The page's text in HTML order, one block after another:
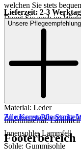
welchen Sie stets
Damit Sie auch im
Konstantin Starke
ausgekleidet, welches
Tragekomfort der
Art.Nr.: 192001992299
Material: Leder
Innenmaterial: Lammfell
Innensohle: Lammfell
Sohle: Gummisohle
Lieferzeit: 2-3
Keine Versandkosten:
Einfache und
Unsere Pflegeempfehlung
Zu unseren
Alle Konstantin Starke
Footerbereich